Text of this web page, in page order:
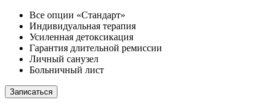
Все опции «Стандарт»
Индивидуальная терапия
Усиленная детоксикация
Гарантия длительной ремиссии
Личный санузел
Больничный лист
Записаться